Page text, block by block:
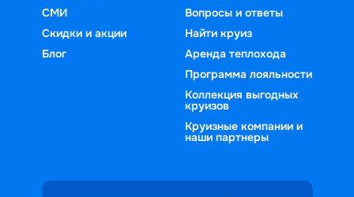
СМИ
Скидки и акции
Блог
Вопросы и ответы
Найти круиз
Аренда теплохода
Программа лояльности
Коллекция выгодных
круизов
Круизные компании и
наши партнеры